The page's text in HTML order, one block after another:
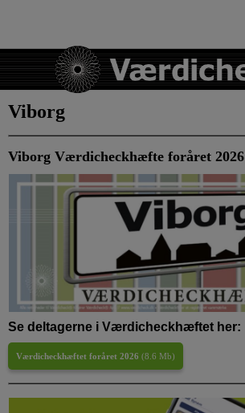
Viborg
Viborg Værdicheckhæfte foråret 2026
Se deltagerne i Værdicheckhæftet her:
Værdicheckhæftet foråret 2026 (8.6 Mb)